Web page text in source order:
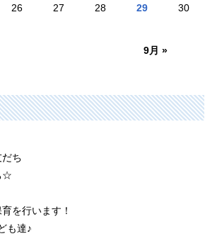
26 27 28 29
30
9月 »
ち
☆
を行います！
も達♪